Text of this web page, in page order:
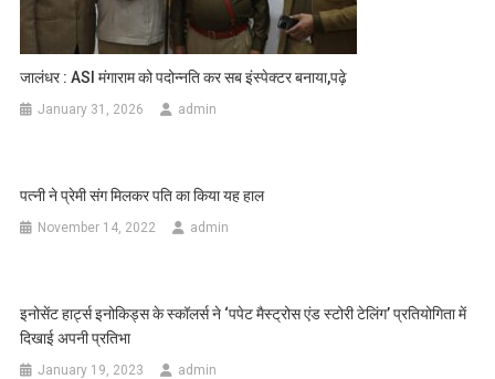
जालंधर : ASI मंगाराम को पदोन्नति कर सब इंस्पेक्टर बनाया,पढ़े
January 31, 2026 admin
पत्नी ने प्रेमी संग मिलकर पति का किया यह हाल
November 14, 2022 admin
इनोसेंट हार्ट्स इनोकिड्स के स्कॉलर्स ने ‘पपेट मैस्ट्रोस एंड स्टोरी टेलिंग’ प्रतियोगिता में
दिखाई अपनी प्रतिभा
January 19, 2023 admin